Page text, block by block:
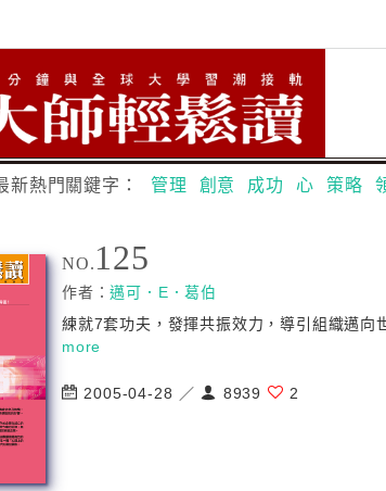
新熱門關鍵字： 管理 創意 成功 心 策略
NO. 125
作者：邁可．E．葛伯
練就7套功夫，發揮共振效力，導引組織邁向
more
2005-04-28 ／ 8939 2